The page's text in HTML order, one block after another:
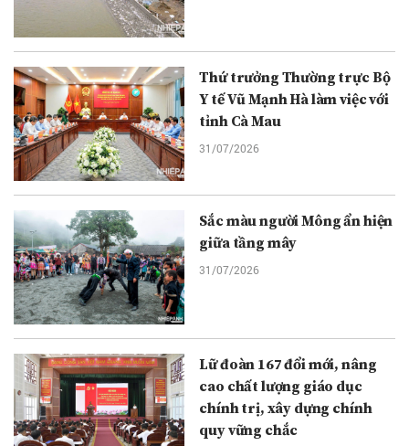
Thứ trưởng Thường trực Bộ
Y tế Vũ Mạnh Hà làm việc với
tỉnh Cà Mau
31/07/2026
Sắc màu người Mông ẩn hiện
giữa tầng mây
31/07/2026
Lữ đoàn 167 đổi mới, nâng
cao chất lượng giáo dục
chính trị, xây dựng chính
quy vững chắc